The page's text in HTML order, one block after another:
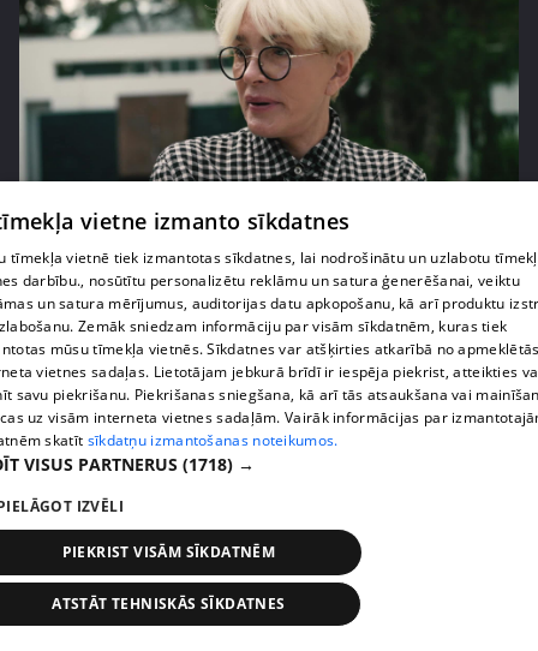
pirms 2 gadiem, 1 mēneša
Cik izmaksājusi Laimas Vaikules dārgākā tikšanās
restorānā?
1. epizode
pirms 2 gadiem, 1 mēneša
vietne izmanto sīkdatnes
tīmekļa vietnē tiek izmantotas sīkdatnes, lai nodrošinātu un uzlabotu
darbību., nosūtītu personalizētu reklāmu un satura ģenerēšanai, veiktu
un satura mērījumus, auditorijas datu apkopošanu, kā arī produktu
Zemāk sniedzam informāciju par visām sīkdatnēm, kuras tiek
mūsu tīmekļa vietnēs. Sīkdatnes var atšķirties atkarībā no
vietnes sadaļas. Lietotājam jebkurā brīdī ir iespēja piekrist, atteikties
savu piekrišanu. Piekrišanas sniegšana, kā arī tās atsaukšana vai
uz visām interneta vietnes sadaļām. Vairāk informācijas par
skatīt sīkdatņu izmantošanas noteikumos.
VISUS PARTNERUS (1718) →
IZVĒLI
PIEKRIST VISĀM SĪKDATNĒM
ATSTĀT TEHNISKĀS SĪKDATNES